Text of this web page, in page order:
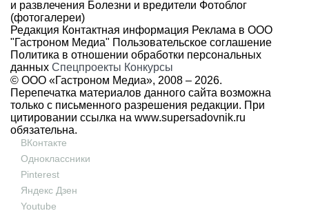
и развлечения Болезни и вредители Фотоблог
(фотогалереи)
Редакция Контактная информация Реклама в ООО
"Гастроном Медиа" Пользовательское соглашение
Политика в отношении обработки персональных
данных Спецпроекты Конкурсы
© ООО «Гастроном Медиа», 2008 – 2026.
Перепечатка материалов данного сайта возможна
только с письменного разрешения редакции. При
цитировании ссылка на www.supersadovnik.ru
обязательна.
ВКонтакте
Одноклассники
Pinterest
Яндекс Дзен
Youtube